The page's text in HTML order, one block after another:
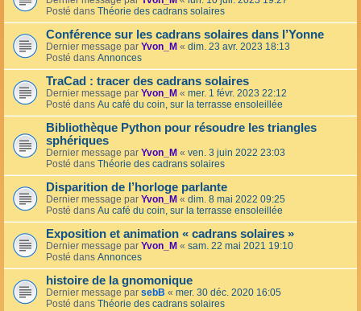
Posté dans Théorie des cadrans solaires
Conférence sur les cadrans solaires dans l’Yonne
Dernier message par Yvon_M « dim. 23 avr. 2023 18:13
Posté dans Annonces
TraCad : tracer des cadrans solaires
Dernier message par Yvon_M « mer. 1 févr. 2023 22:12
Posté dans Au café du coin, sur la terrasse ensoleillée
Bibliothèque Python pour résoudre les triangles
sphériques
Dernier message par Yvon_M « ven. 3 juin 2022 23:03
Posté dans Théorie des cadrans solaires
Disparition de l’horloge parlante
Dernier message par Yvon_M « dim. 8 mai 2022 09:25
Posté dans Au café du coin, sur la terrasse ensoleillée
Exposition et animation « cadrans solaires »
Dernier message par Yvon_M « sam. 22 mai 2021 19:10
Posté dans Annonces
histoire de la gnomonique
Dernier message par sebB « mer. 30 déc. 2020 16:05
Posté dans Théorie des cadrans solaires